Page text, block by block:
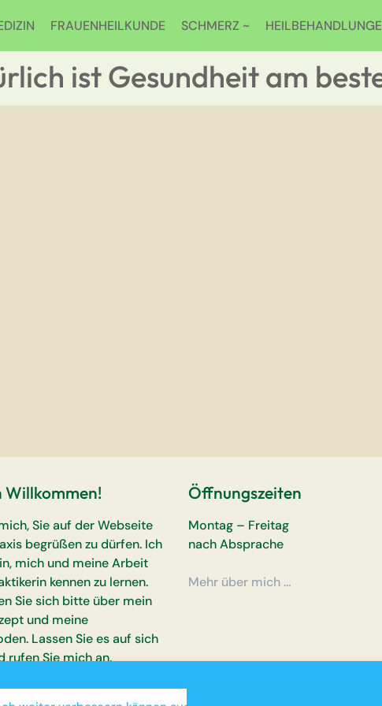
FRAUENHEILKUNDE SCHMERZ ~
ist Gesundheit am
Willkommen!
Sie auf der Webseite
begrüßen zu dürfen. Ich
mich und meine Arbeit
kennen zu lernen.
Sie sich bitte über mein
und meine
Lassen Sie es auf sich
rufen Sie mich an.
Öffnungszeiten
Montag – Freitag
nach Absprache
Mehr über mich …